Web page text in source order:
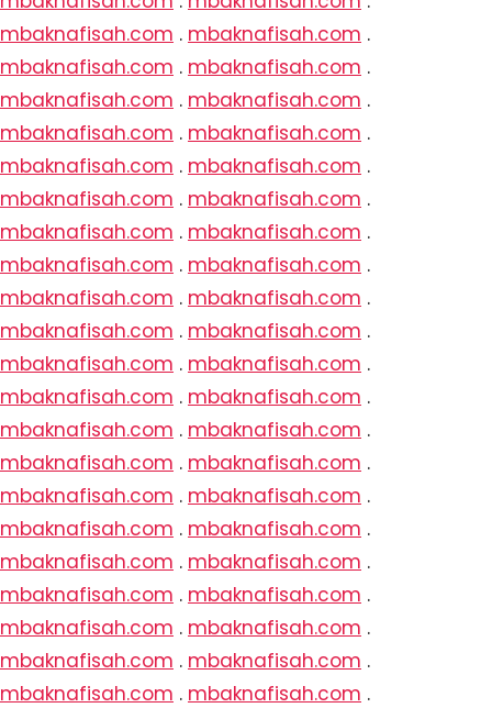
mbaknafisah.com . mbaknafisah.com .
mbaknafisah.com . mbaknafisah.com .
mbaknafisah.com . mbaknafisah.com .
mbaknafisah.com . mbaknafisah.com .
mbaknafisah.com . mbaknafisah.com .
mbaknafisah.com . mbaknafisah.com .
mbaknafisah.com . mbaknafisah.com .
mbaknafisah.com . mbaknafisah.com .
mbaknafisah.com . mbaknafisah.com .
mbaknafisah.com . mbaknafisah.com .
mbaknafisah.com . mbaknafisah.com .
mbaknafisah.com . mbaknafisah.com .
mbaknafisah.com . mbaknafisah.com .
mbaknafisah.com . mbaknafisah.com .
mbaknafisah.com . mbaknafisah.com .
mbaknafisah.com . mbaknafisah.com .
mbaknafisah.com . mbaknafisah.com .
mbaknafisah.com . mbaknafisah.com .
mbaknafisah.com . mbaknafisah.com .
mbaknafisah.com . mbaknafisah.com .
mbaknafisah.com . mbaknafisah.com .